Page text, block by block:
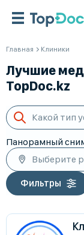
Главная Клиники
Лучшие
TopDoc.kz
Какой тип
Панорамный
Выберите
Фильтры